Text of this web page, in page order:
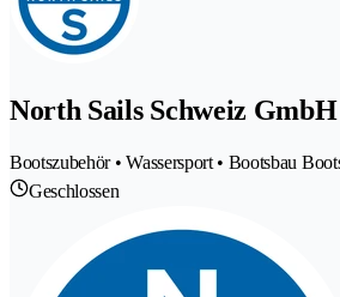
North Sails Schweiz GmbH
Bootszubehör • Wassersport • Bootsbau
Geschlossen